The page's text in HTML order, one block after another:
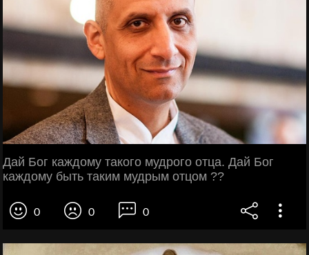
Дай Бог каждому такого мудрого отца. Дай Бог
каждому быть таким мудрым отцом ??
0 0 0